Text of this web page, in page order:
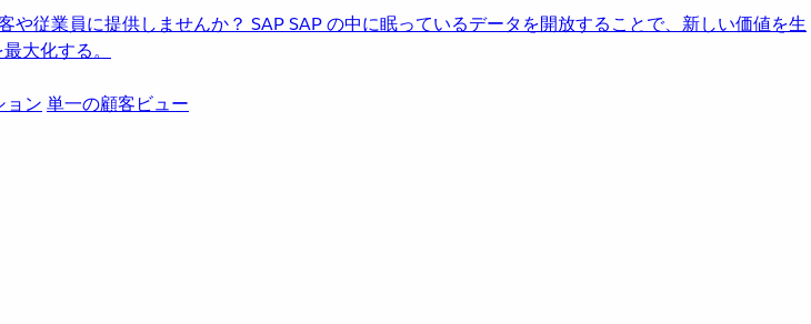
や従業員に提供しませんか？ SAPSAP の中に眠っているデータを開放することで、新しい価値を生
大化する。
ョン 単一の顧客ビュー